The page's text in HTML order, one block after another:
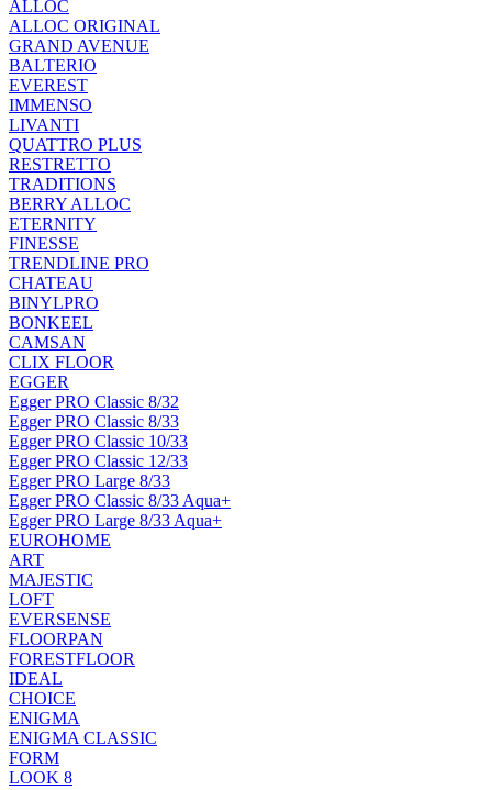
ALLOC
ALLOC ORIGINAL
GRAND AVENUE
BALTERIO
EVEREST
IMMENSO
LIVANTI
QUATTRO PLUS
RESTRETTO
TRADITIONS
BERRY ALLOC
ETERNITY
FINESSE
TRENDLINE PRO
CHATEAU
BINYLPRO
BONKEEL
CAMSAN
CLIX FLOOR
EGGER
Egger PRO Classic 8/32
Egger PRO Classic 8/33
Egger PRO Classic 10/33
Egger PRO Classic 12/33
Egger PRO Large 8/33
Egger PRO Classic 8/33 Aqua+
Egger PRO Large 8/33 Aqua+
EUROHOME
ART
MAJESTIC
LOFT
EVERSENSE
FLOORPAN
FORESTFLOOR
IDEAL
CHOICE
ENIGMA
ENIGMA CLASSIC
FORM
LOOK 8